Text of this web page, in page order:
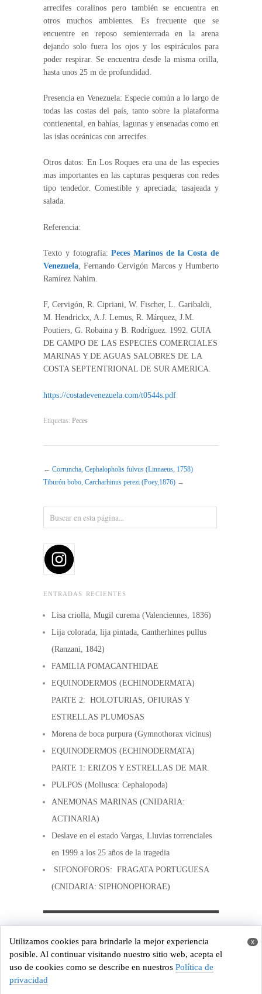
arrecifes coralinos pero también se encuentra en
otros muchos ambientes. Es frecuente que se
encuentre en reposo semienterrada en la arena
dejando solo fuera los ojos y los espiráculos para
poder respirar. Se encuentra desde la misma orilla,
hasta unos 25 m de profundidad.
Presencia en Venezuela: Especie común a lo largo de
todas las costas del país, tanto sobre la plataforma
contienental, en bahías, lagunas y ensenadas como en
las islas oceánicas con arrecifes.
Otros datos: En Los Roques era una de las especies
mas importantes en las capturas pesqueras con redes
tipo tendedor. Comestible y apreciada; tasajeada y
salada.
Referencia:
Texto y fotografía:Peces Marinos de la Costa de
Venezuela , Fernando Cervigón Marcos y Humberto
Ramírez Nahim.
F, Cervigón, R. Cipriani, W. Fischer, L. Garibaldi,
M. Hendrickx, A.J. Lemus, R. Márquez, J.M.
Poutiers, G. Robaina y B. Rodríguez. 1992. GUIA
DE CAMPO DE LAS ESPECIES COMERCIALES
MARINAS Y DE AGUAS SALOBRES DE LA
COSTA SEPTENTRIONAL DE SUR AMERICA.
https://costadevenezuela.com/t0544s.pdf
Etiquetas: Peces
← Corruncha, Cephalopholis fulvus (Linnaeus, 1758)
Tiburón bobo, Carcharhinus perezi (Poey,1876) →
ENTRADAS RECIENTES
Lisa criolla, Mugil curema (Valenciennes, 1836)
Lija colorada, lija pintada, Cantherhines pullus
(Ranzani, 1842)
FAMILIA POMACANTHIDAE
EQUINODERMOS (ECHINODERMATA)
PARTE 2: HOLOTURIAS, OFIURAS Y
ESTRELLAS PLUMOSAS
Morena de boca purpura (Gymnothorax vicinus)
EQUINODERMOS (ECHINODERMATA)
PARTE 1: ERIZOS Y ESTRELLAS DE MAR.
PULPOS (Mollusca: Cephalopoda)
ANEMONAS MARINAS (CNIDARIA:
ACTINARIA)
Deslave en el estado Vargas, Lluvias torrenciales
en 1999 a los 25 años de la tragedia
SIFONOFOROS: FRAGATA PORTUGUESA
(CNIDARIA: SIPHONOPHORAE)
WordPress
x
Utilizamos cookies para brindarle la mejor experiencia
posible. Al continuar visitando nuestro sitio web, acepta el
uso de cookies como se describe en nuestros Política de
privacidad